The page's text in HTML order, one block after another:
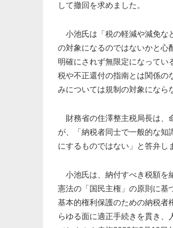
して撤回を求めました。
小池氏は「税の軽減や減免な
の対象になるのではないかと心
明確にされず無限定になってい
税や不正還付の指南とは関係の
みについては規制の対象になら
財務省の住澤整主税局長は、
が、「納税者同士で一般的な知
にするものではない」と答弁し
小池氏は、納付すべき税額を
憲法の「国民主権」の原則に基
基本的権利保護のための納税者
らゆる面に適正手続きを貫き、